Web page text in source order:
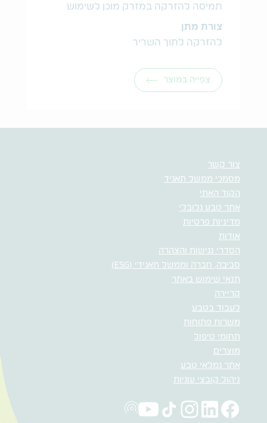
תמיסה להזרקה במזרק מוכן לשימוש
צורת מתן
להזרקה לתוך השריר
צפייה במוצר
צור קשר
מסמכי ממשל תאגיד
הקוד האתי
אתר טבע גלובלי
מדיניות פרטיות
אודות
הסדרי נגישות והצהרה
סביבה, חברה וממשל תאגידי (ESG)
תנאי שימוש באתר
קריירה
לעבוד בטבע
משרות פתוחות
תחומי טיפול
מוצרים
אתר גמלאי טבע
ניהול קובצי עוגיות